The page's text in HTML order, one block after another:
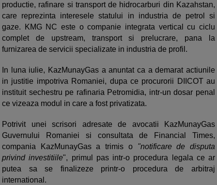
productie, rafinare si transport de hidrocarburi din Kazahstan,
care reprezinta interesele statului in industria de petrol si
gaze. KMG NC este o companie integrata vertical cu ciclu
complet de upstream, transport si prelucrare, pana la
furnizarea de servicii specializate in industria de profil.
In luna iulie, KazMunayGas a anuntat ca a demarat actiunile
in justitie impotriva Romaniei, dupa ce procurorii DIICOT au
instituit sechestru pe rafinaria Petromidia, intr-un dosar penal
ce vizeaza modul in care a fost privatizata.
Potrivit unei scrisori adresate de avocatii KazMunayGas
Guvernului Romaniei si consultata de Financial Times,
compania KazMunayGas a trimis o "notificare de disputa
privind investitiile", primul pas intr-o procedura legala ce ar
putea sa se finalizeze printr-o procedura de arbitraj
international.